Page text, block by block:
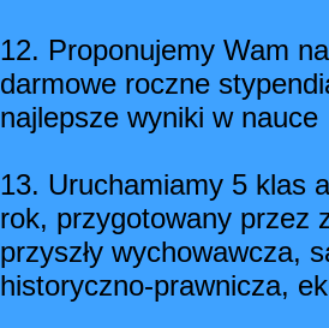
12. Proponujemy Wam
darmowe roczne
najlepsze wyniki w nauce
13. Uruchamiamy 5 klas
rok, przygotowany przez
przyszły wychowawcza,
historyczno-prawnicza,